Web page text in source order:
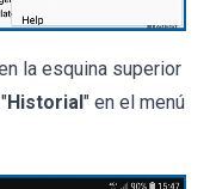
la esquina superior
Historial " en el menú